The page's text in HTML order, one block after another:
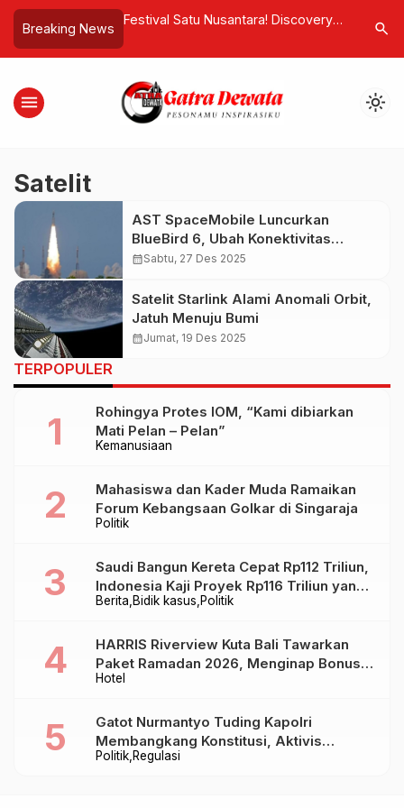
Breaking News
Ponsel Lipat
Fitur
yang Tak Dimiliki
Festival Satu Nusantara! Discovery
Indonesia’s 80th Independence with
Culture, Unity, and Hope
Rudal
Terbakar
search
menu light_mode
Satelit
AST SpaceMobile Luncurkan
BlueBird 6, Ubah Konektivitas
Broadband Smartphone Tanpa
calendar_monthSabtu, 27 Des 2025
Satelit Starlink Alami Anomali Orbit,
Jatuh Menuju Bumi
calendar_monthJumat, 19 Des 2025
TERPOPULER
Kemanusiaan
Rohingya Protes IOM, “Kami dibiarkan
Mati Pelan – Pelan”
Politik
Mahasiswa dan Kader Muda Ramaikan
Forum Kebangsaan Golkar di Singaraja
Berita Bidik kasus Politik
Saudi Bangun Kereta Cepat Rp112 Triliun,
Indonesia Kaji Proyek Rp116 Triliun yang
Baru Sampai Bandung
Hotel
HARRIS Riverview Kuta Bali Tawarkan
Paket Ramadan 2026, Menginap Bonus
Takjil hingga Bukber Mulai Rp88.888
Politik Regulasi
Gatot Nurmantyo Tuding Kapolri
Membangkang Konstitusi, Aktivis
Tegaskan Polri Tak Punya Sejarah